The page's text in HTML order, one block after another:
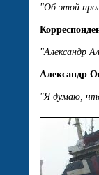
"Об этой
"Александр
Александр
"Я думаю,